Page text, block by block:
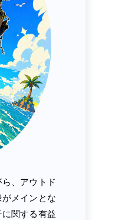
、アウトド
メインとな
関する有益